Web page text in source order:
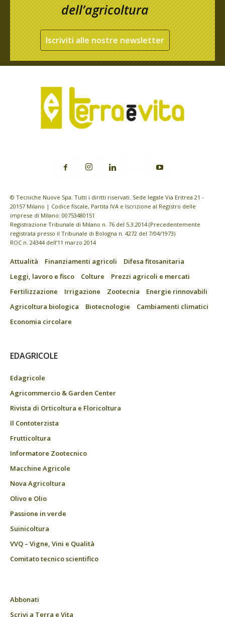
dell’agricoltura
Iscriviti alle nostre newsletter
© Tecniche Nuove Spa. Tutti i diritti riservati. Sede legale Via Eritrea 21 -
20157 Milano | Codice fiscale, Partita IVA e Iscrizione al Registro delle
imprese di Milano: 00753480151
Registrazione Tribunale di Milano n. 76 del 5.3.2014 (Precedentemente
registrata presso il Tribunale di Bologna n. 4272 del 7/04/1973)
ROC n. 24344 dell’11 marzo 2014
Attualità Finanziamenti agricoli
Difesa fitosanitaria
Leggi, lavoro e fisco
Colture
Prezzi agricoli e mercati
Fertilizzazione
Irrigazione Zootecnia
Energie rinnovabili
Agricoltura biologica
Biotecnologie
Cambiamenti climatici
Economia circolare
EDAGRICOLE
Edagricole
Agricommercio & Garden Center
Rivista di Orticoltura e Floricoltura
Il Contoterzista
Frutticoltura
Informatore Zootecnico
Macchine Agricole
Nova Agricoltura
Olivo e Olio
Passione in verde
Suinicoltura
VVQ – Vigne, Vini e Qualità
Comitato tecnico scientifico
Abbonati
Scrivi a Terra e Vita